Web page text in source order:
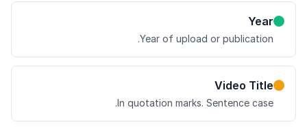
Year
Year of upload or publication.
Video Title
In quotation marks. Sentence case.